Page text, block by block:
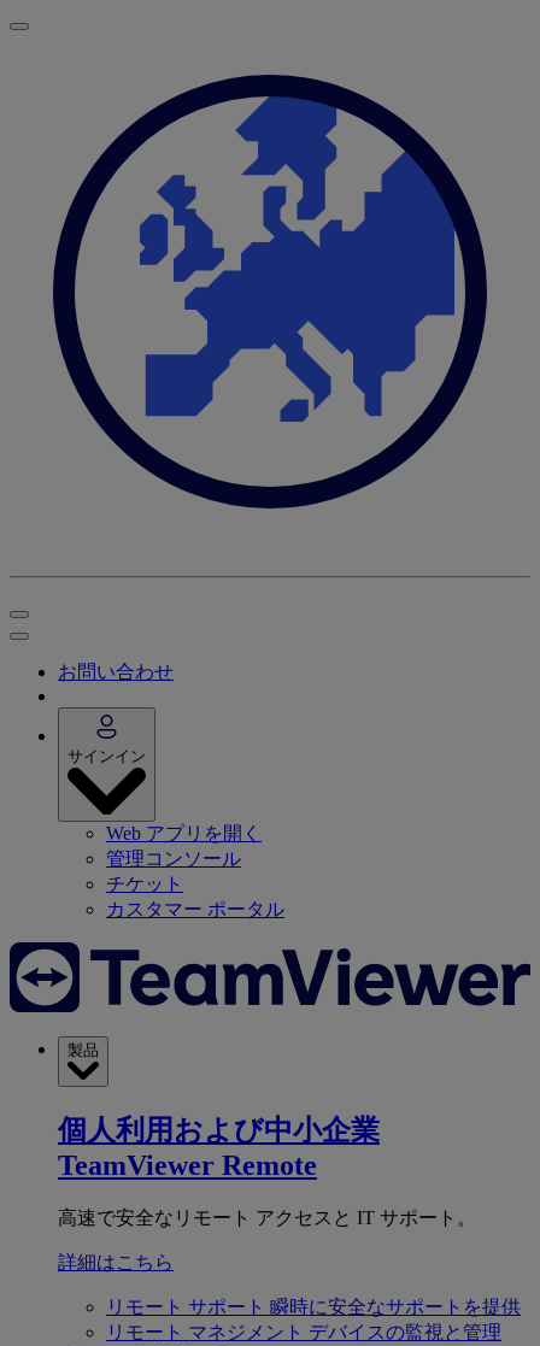
お問い合わせ
サインイン
Web アプリを開く
管理コンソール
チケット
カスタマー ポータル
製品
個人利用および中小企業
TeamViewer Remote
高速で安全なリモート アクセスと IT サポート。
詳細はこちら
リモート サポート 瞬時に安全なサポートを提供
リモート マネジメント デバイスの監視と管理